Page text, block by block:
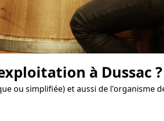
à Dussac ?
ou simplifiée) et aussi de l'organisme